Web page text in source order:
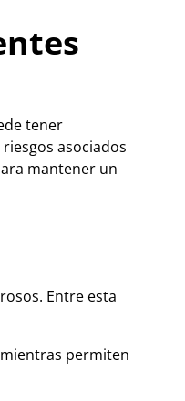
tener
asociados
mantener un
Entre esta
permiten